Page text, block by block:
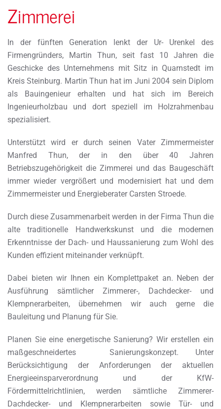
Zimmerei
In der fünften Generation lenkt der Ur- Urenkel des
Firmengründers, Martin Thun, seit fast 10 Jahren die
Geschicke des Unternehmens mit Sitz in Quarnstedt im
Kreis Steinburg. Martin Thun hat im Juni 2004 sein Diplom
als Bauingenieur erhalten und hat sich im Bereich
Ingenieurholzbau und dort speziell im Holzrahmenbau
spezialisiert.
Unterstützt wird er durch seinen Vater Zimmermeister
Manfred Thun, der in den über 40 Jahren
Betriebszugehörigkeit die Zimmerei und das Baugeschäft
immer wieder vergrößert und modernisiert hat und dem
Zimmermeister und Energieberater Carsten Stroede.
Durch diese Zusammenarbeit werden in der Firma Thun die
alte traditionelle Handwerkskunst und die modernen
Erkenntnisse der Dach- und Haussanierung zum Wohl des
Kunden effizient miteinander verknüpft.
Dabei bieten wir Ihnen ein Komplettpaket an. Neben der
Ausführung sämtlicher Zimmerer-, Dachdecker- und
Klempnerarbeiten, übernehmen wir auch gerne die
Bauleitung und Planung für Sie.
Planen Sie eine energetische Sanierung? Wir erstellen ein
maßgeschneidertes Sanierungskonzept. Unter
Berücksichtigung der Anforderungen der aktuellen
Energieeinsparverordnung und der KfW-
Fördermittelrichtlinien, werden sämtliche Zimmerer-
Dachdecker- und Klempnerarbeiten sowie Tür- und